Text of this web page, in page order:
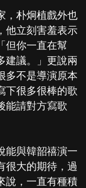
，朴炯植戲外也
他立刻害羞表示
但你一直在幫
建議。」更說兩
多不是導演原本
下很多很棒的歌
能請對方寫歌
能與韓韶禧演一
很大的期待，過
說，一直有種積